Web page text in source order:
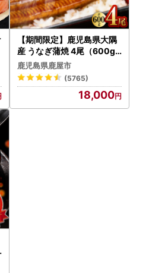
【期間限定】鹿児島県大隅
産 うなぎ蒲焼 4尾（600g
） KN007-004-04-cp18
うなぎ 鰻 魚 惣菜 総菜
鹿児島県鹿屋市
(5765)
18,000